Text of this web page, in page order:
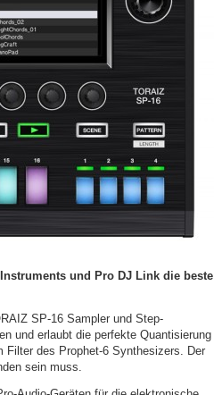
und Pro DJ Link die beste
SP-16 Sampler und Step-
und erlaubt die perfekte Quantisierung
Filter des Prophet-6 Synthesizers. Der
sein muss.